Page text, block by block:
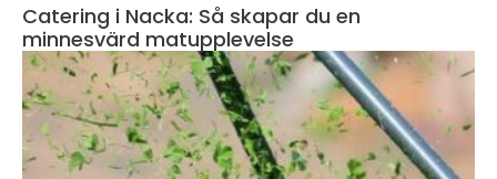
Catering i Nacka: Så skapar du en
minnesvärd matupplevelse